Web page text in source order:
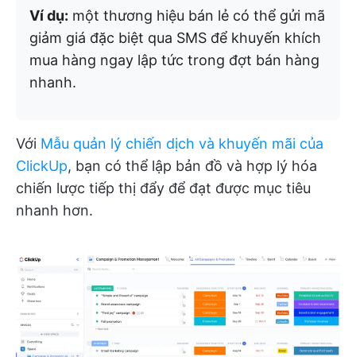
Ví dụ: một thương hiệu bán lẻ có thể gửi mã
giảm giá đặc biệt qua SMS để khuyến khích
mua hàng ngay lập tức trong đợt bán hàng
nhanh.
Với Mẫu quản lý chiến dịch và khuyến mãi của
ClickUp, bạn có thể lập bản đồ và hợp lý hóa
chiến lược tiếp thị đẩy để đạt được mục tiêu
nhanh hơn.